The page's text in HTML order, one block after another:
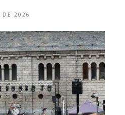
DE 2026